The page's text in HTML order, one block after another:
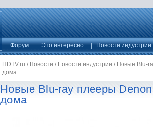
Форум Это интересно Новости индустрии
HDTV.ru / Новости / Новости индустрии / Новые Blu-
дома
Новые Blu-ray плееры
дома